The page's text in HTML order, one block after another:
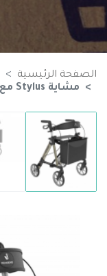
الصفحة الرئيسية
مشاية Stylus مع مقعد وساند للظهر